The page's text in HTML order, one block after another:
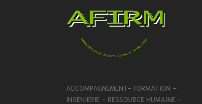
ACCOMPAGNEMENT- FORMATION –
INGENIERIE – RESSOURCE HUMAINE –